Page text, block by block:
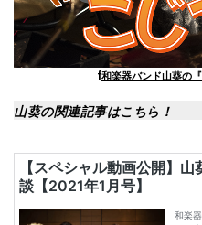
f和楽器バンド山葵の
山葵の関連記事はこちら！